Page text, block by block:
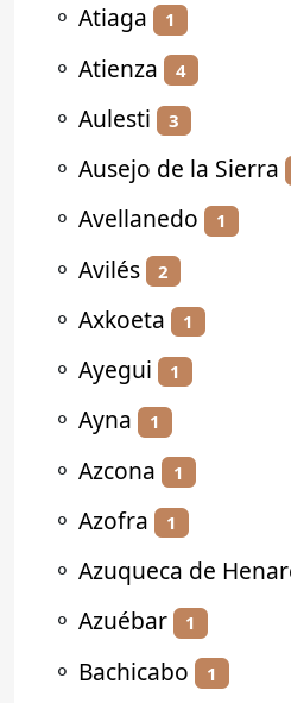
⚬ Atiaga 1
⚬ Atienza 4
⚬ Aulesti 3
⚬ Ausejo de la Sierra
⚬ Avellanedo 1
⚬ Avilés 2
⚬ Axkoeta 1
⚬ Ayegui 1
⚬ Ayna 1
⚬ Azcona 1
⚬ Azofra 1
⚬ Azuqueca de
⚬ Azuébar 1
⚬ Bachicabo 1